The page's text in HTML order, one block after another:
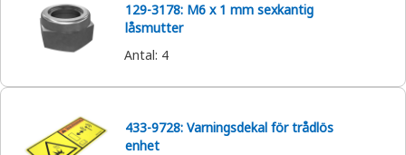
129-3178: M6 x 1 mm sexkantig
låsmutter
Antal: 4
433-9728: Varningsdekal för trådlös
enhet